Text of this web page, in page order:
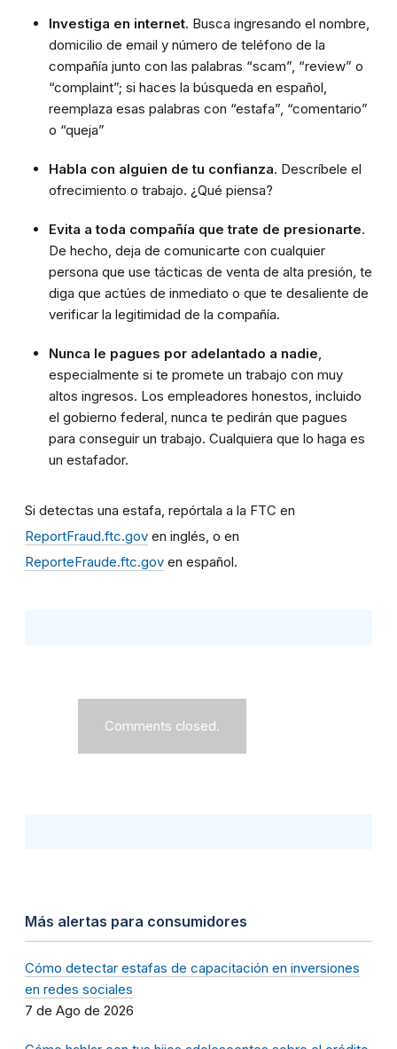
Investiga en internet. Busca ingresando el nombre,
domicilio de email y número de teléfono de la
compañía junto con las palabras “scam”, “review” o
“complaint”; si haces la búsqueda en español,
reemplaza esas palabras con “estafa”, “comentario”
o “queja”
Habla con alguien de tu confianza. Descríbele el
ofrecimiento o trabajo. ¿Qué piensa?
Evita a toda compañía que trate de presionarte.
De hecho, deja de comunicarte con cualquier
persona que use tácticas de venta de alta presión, te
diga que actúes de inmediato o que te desaliente de
verificar la legitimidad de la compañía.
Nunca le pagues por adelantado a nadie,
especialmente si te promete un trabajo con muy
altos ingresos. Los empleadores honestos, incluido
el gobierno federal, nunca te pedirán que pagues
para conseguir un trabajo. Cualquiera que lo haga es
un estafador.
Si detectas una estafa, repórtala a la FTC en
ReportFraud.ftc.gov en inglés, o en
ReporteFraude.ftc.gov en español.
Comments closed.
Más alertas para consumidores
Cómo detectar estafas de capacitación en inversiones
en redes sociales
7 de Ago de 2026